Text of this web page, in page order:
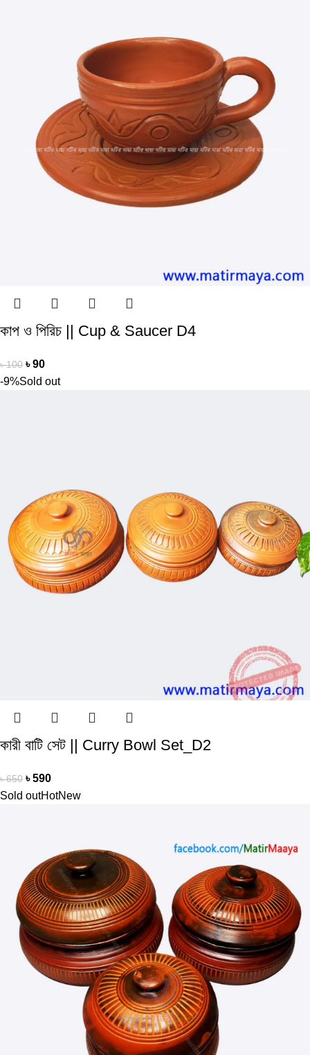
কাপ ও পিরিচ || Cup & Saucer D4
৳100 ৳90
-9%Sold out
কারী বাটি সেট || Curry Bowl Set_D2
৳650 ৳590
Sold outHotNew